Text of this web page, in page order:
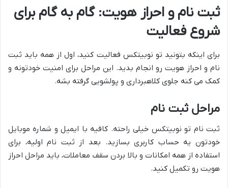
ثبت نام و احراز هویت: گام به گام برای
شروع فعالیت
برای اینکه بتونید تو نوبیتکس فعالیت کنید، اول از همه باید ثبت
نام و احراز هویت رو انجام بدید. این مراحل برای امنیت خودتونه و
کمک می کنه جلوی کلاهبرداری و پولشویی گرفته بشه.
مراحل ثبت نام
ثبت نام تو نوبیتکس خیلی راحته. کافیه با ایمیل و شماره موبایل
خودتون یه حساب کاربری بسازید. بعد از ثبت نام اولیه، برای
استفاده از همه امکانات و بالا بردن سقف معاملات، باید مراحل احراز
هویت رو تکمیل کنید.